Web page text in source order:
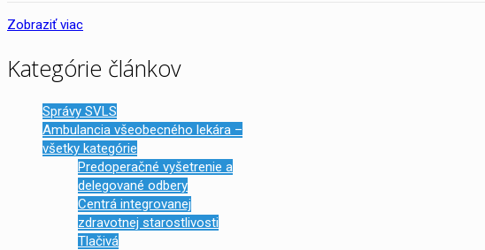
Zobraziť viac
Kategórie článkov
Správy SVLS
Ambulancia všeobecného lekára –
všetky kategórie
Predoperačné vyšetrenie a
delegované odbery
Centrá integrovanej
zdravotnej starostlivosti
Tlačivá